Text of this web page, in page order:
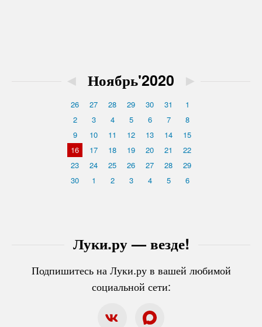
Луки.ру — везде!
Подпишитесь на Луки.ру в вашей любимой
социальной сети:
◄ Ноябрь'2020 ►
26 27 28 29 30 31
1
2
3 4 5 6 7
8
9
10 11 12 13 14
15
16
17 18 19 20 21
22
23
24 25 26 27 28
29
30
1 2 3 4 5 6